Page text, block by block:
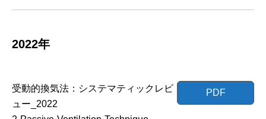
2022年
PDF
受動的換気法：システマティックレビ
ュー_2022